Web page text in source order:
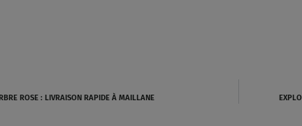
ROSE : LIVRAISON RAPIDE À MAILLANE